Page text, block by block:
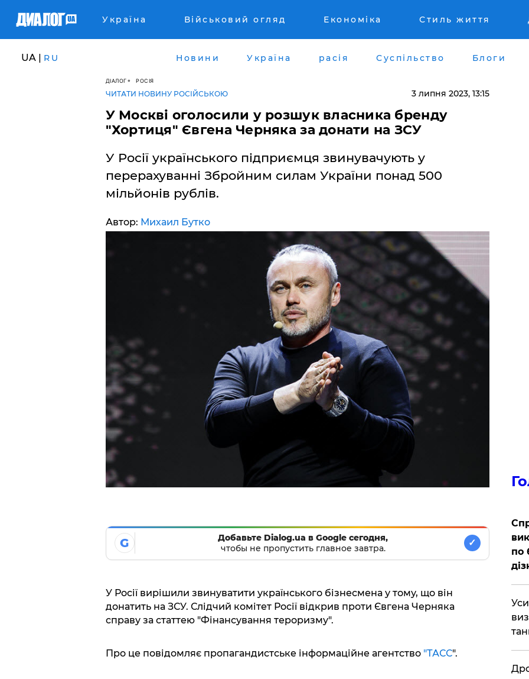
Україна Військовий огляд Економіка Стиль життя
UA | RU Новини Україна расія Суспільство Блоги
ДІАЛОГ РОСІЯ
ЧИТАТИ НОВИНУ РОСІЙСЬКОЮ 3 липня 2023, 13:15
У Москві оголосили у розшук власника бренду
"Хортиця" Євгена Черняка за донати на ЗСУ
У Росії українського підприємця звинувачують у
перерахуванні Збройним силам України понад 500
мільйонів рублів.
Автор: Михаил Бутко
G
Добавьте Dialog.ua в Google сегодня,
чтобы не пропустить главное завтра.
✓
У Росії вирішили звинуватити українського бізнесмена у тому, що він
донатить на ЗСУ. Слідчий комітет Росії відкрив проти Євгена Черняка
справу за статтею "Фінансування тероризму".
Про це повідомляє пропагандистське інформаційне агентство "ТАСС".
по